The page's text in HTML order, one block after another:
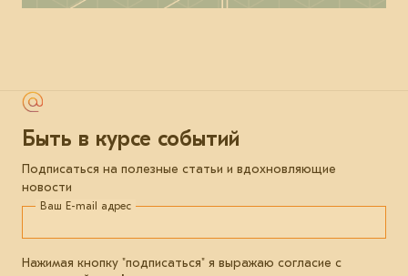
Быть в курсе событий
Подписаться на полезные статьи и вдохновляющие
новости
Ваш E-mail адрес
Нажимая кнопку "подписаться" я выражаю согласие с